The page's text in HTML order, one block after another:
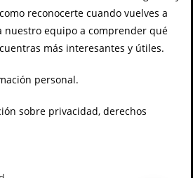
reconocerte cuando vuelves a
nuestro equipo a comprender qué
más interesantes y útiles.
personal.
sobre privacidad, derechos